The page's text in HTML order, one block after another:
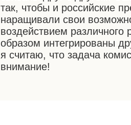
так, чтобы и российские
наращивали свои
воздействием
образом интегрированы
я считаю, что задача
внимание!